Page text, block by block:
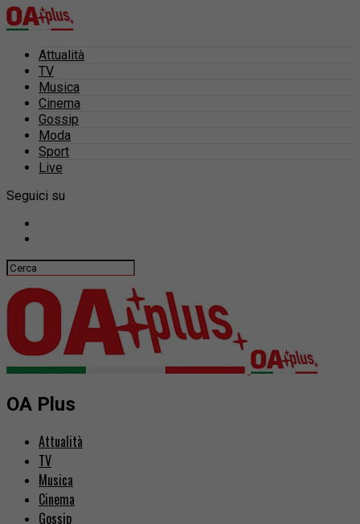
Attualità
TV
Musica
Cinema
Gossip
Moda
Sport
Live
Seguici su
OA Plus
Attualità
TV
Musica
Cinema
Gossip